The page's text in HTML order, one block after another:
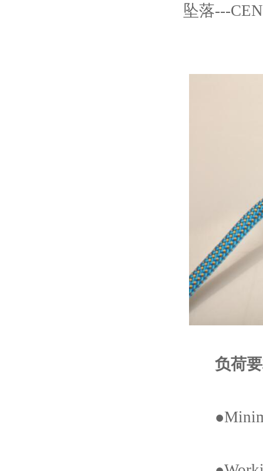
坠落---
负荷